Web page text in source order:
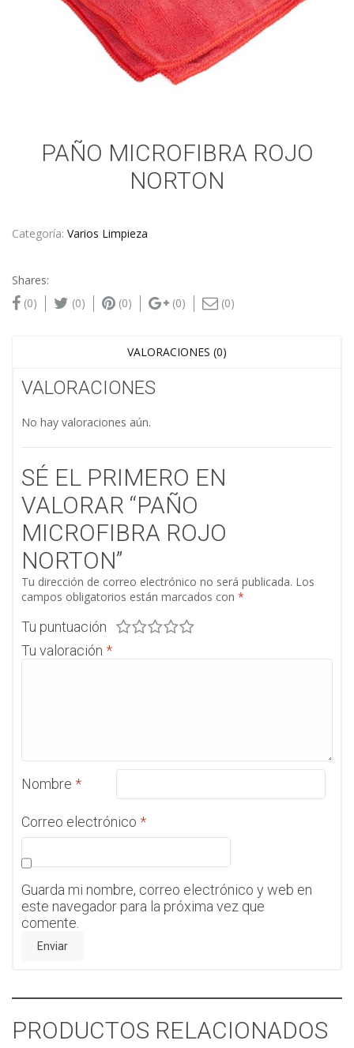
PAÑO MICROFIBRA ROJO
NORTON
Categoría: Varios Limpieza
Shares:
(0)
(0) (0) (0) (0)
VALORACIONES (0)
VALORACIONES
No hay valoraciones aún.
SÉ EL PRIMERO EN
VALORAR “PAÑO
MICROFIBRA ROJO
NORTON”
Tu dirección de correo electrónico no será publicada. Los
campos obligatorios están marcados con *
Tu puntuación
Tu valoración *
Nombre *
Correo electrónico *
Guarda mi nombre, correo electrónico y web en
este navegador para la próxima vez que
comente.
PRODUCTOS RELACIONADOS